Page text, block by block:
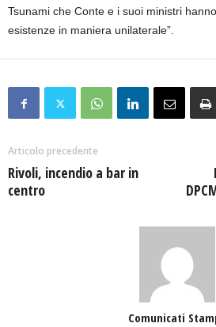
Tsunami che Conte e i suoi ministri
esistenze in maniera unilaterale”.
Articolo precedente
Rivoli, incendio a bar in
centro
Comunicati